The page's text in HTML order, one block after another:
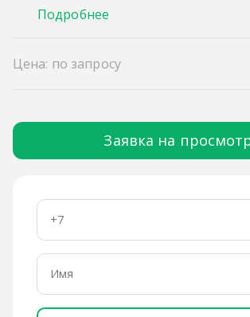
Подробнее
Цена: по запросу
Заявка на